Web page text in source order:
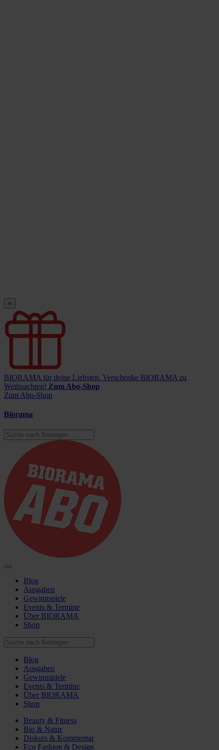
×
BIORAMA für deine Liebsten. Verschenke BIORAMA zu
Weihnachten! Zum Abo-Shop
Zum Abo-Shop
Biorama
Blog
Ausgaben
Gewinnspiele
Events & Termine
Über BIORAMA
Shop
Blog
Ausgaben
Gewinnspiele
Events & Termine
Über BIORAMA
Shop
Beauty & Fitness
Bio & Natur
Diskurs & Kommentar
Eco Fashion & Design